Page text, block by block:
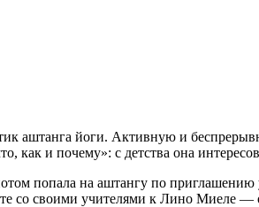
аштанга йоги. Активную и
как и почему»: с детства она
попала на аштангу по приглашению
со своими учителями к Лино Миеле —